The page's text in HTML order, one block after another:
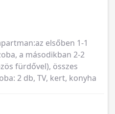
elsőben 1-1
a másodikban 2-2
fürdővel), összes
2 db, TV, kert, konyha